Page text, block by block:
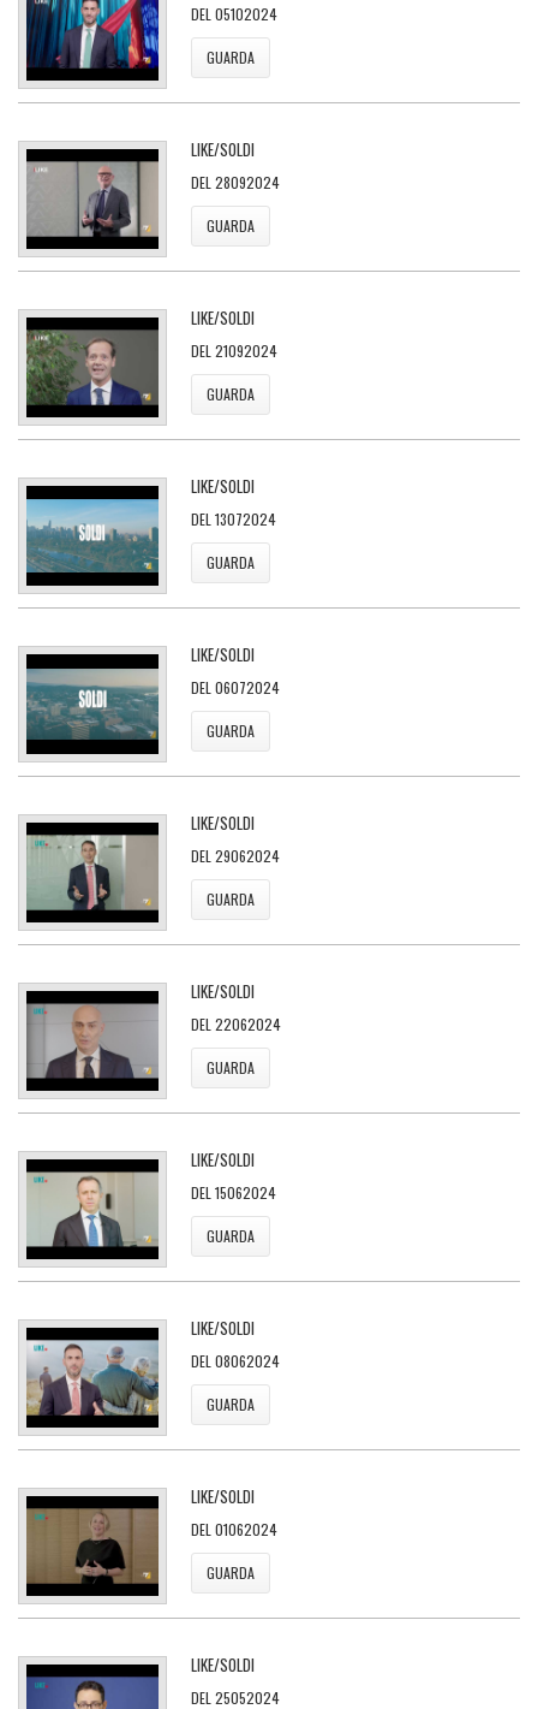
DEL 05102024
GUARDA
LIKE/SOLDI
DEL 28092024
GUARDA
LIKE/SOLDI
DEL 21092024
GUARDA
LIKE/SOLDI
DEL 13072024
GUARDA
LIKE/SOLDI
DEL 06072024
GUARDA
LIKE/SOLDI
DEL 29062024
GUARDA
LIKE/SOLDI
DEL 22062024
GUARDA
LIKE/SOLDI
DEL 15062024
GUARDA
LIKE/SOLDI
DEL 08062024
GUARDA
LIKE/SOLDI
DEL 01062024
GUARDA
LIKE/SOLDI
DEL 25052024